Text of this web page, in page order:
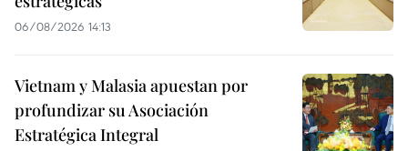
06/08/2026 14:13
Vietnam y Malasia apuestan por
profundizar su Asociación
Estratégica Integral